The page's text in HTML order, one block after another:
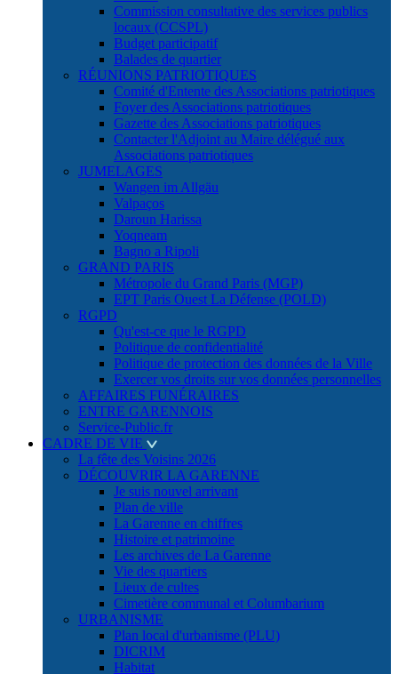
Commission consultative des services publics
locaux (CCSPL)
Budget participatif
Balades de quartier
RÉUNIONS PATRIOTIQUES
Comité d'Entente des Associations patriotiques
Foyer des Associations patriotiques
Gazette des Associations patriotiques
Contacter l'Adjoint au Maire délégué aux
Associations patriotiques
JUMELAGES
Wangen im Allgäu
Valpaços
Daroun Harissa
Yoqneam
Bagno a Ripoli
GRAND PARIS
Métropole du Grand Paris (MGP)
EPT Paris Ouest La Défense (POLD)
RGPD
Qu'est-ce que le RGPD
Politique de confidentialité
Politique de protection des données de la Ville
Exercer vos droits sur vos données personnelles
AFFAIRES FUNÉRAIRES
ENTRE GARENNOIS
Service-Public.fr
CADRE DE VIE
La fête des Voisins 2026
DÉCOUVRIR LA GARENNE
Je suis nouvel arrivant
Plan de ville
La Garenne en chiffres
Histoire et patrimoine
Les archives de La Garenne
Vie des quartiers
Lieux de cultes
Cimetière communal et Columbarium
URBANISME
Plan local d'urbanisme (PLU)
DICRIM
Habitat